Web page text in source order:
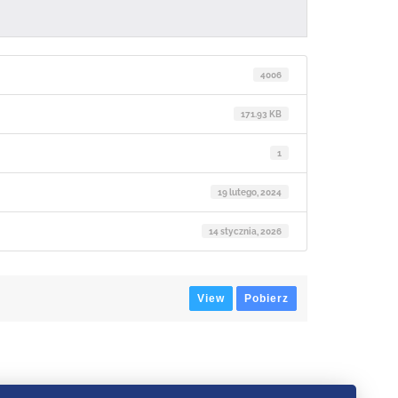
4006
171.93 KB
1
19 lutego, 2024
14 stycznia, 2026
View Pobierz